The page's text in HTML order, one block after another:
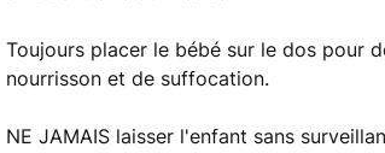
Toujours placer le bébé sur le dos pour
nourrisson et de suffocation.
NE JAMAIS laisser l'enfant sans